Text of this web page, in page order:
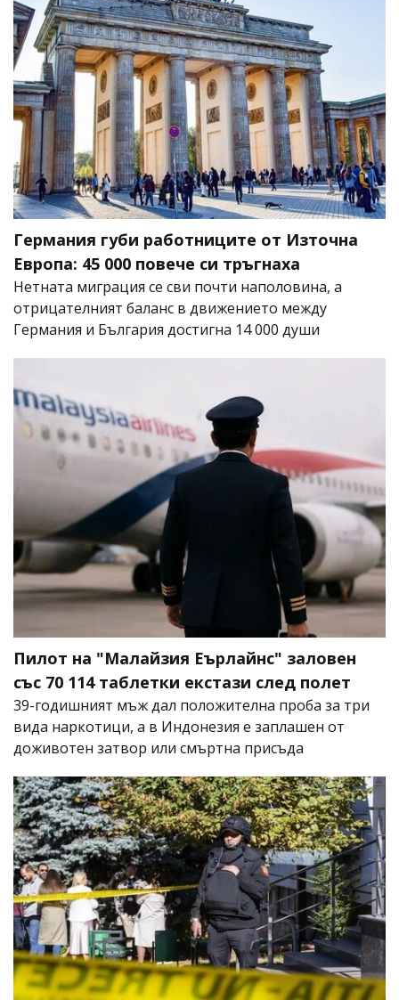
Германия губи работниците от Източна
Европа: 45 000 повече си тръгнаха
Нетната миграция се сви почти наполовина, а
отрицателният баланс в движението между
Германия и България достигна 14 000 души
Пилот на "Малайзия Еърлайнс" заловен
със 70 114 таблетки екстази след полет
39-годишният мъж дал положителна проба за три
вида наркотици, а в Индонезия е заплашен от
доживотен затвор или смъртна присъда